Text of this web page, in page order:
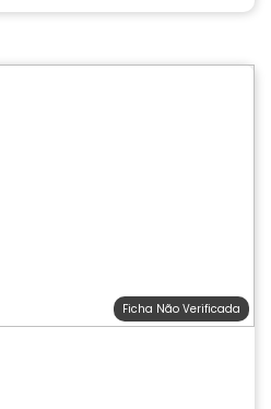
Ficha Não Verificada